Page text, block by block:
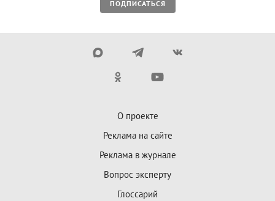
ПОДПИСАТЬСЯ
О проекте
Реклама на сайте
Реклама в журнале
Вопрос эксперту
Глоссарий